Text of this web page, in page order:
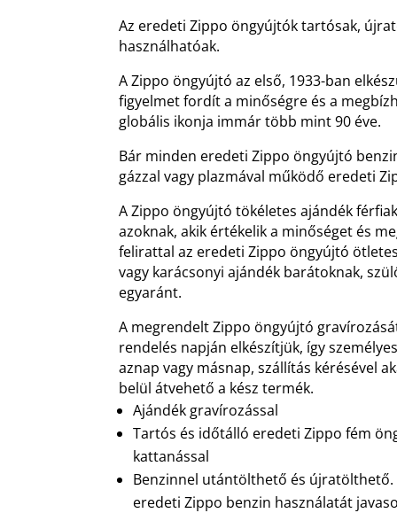
Az eredeti Zippo öngyújtók tartósak,
használhatóak.
A Zippo öngyújtó az első, 1933-ban
figyelmet fordít a minőségre és a
globális ikonja immár több mint 90 éve.
Bár minden eredeti Zippo öngyújtó
gázzal vagy plazmával működő eredeti
A Zippo öngyújtó tökéletes ajándék
azoknak, akik értékelik a minőséget és
felirattal az eredeti Zippo öngyújtó
vagy karácsonyi ajándék barátoknak,
egyaránt.
A megrendelt Zippo öngyújtó
rendelés napján elkészítjük, így
aznap vagy másnap, szállítás kérésével
belül átvehető a kész termék.
Ajándék gravírozással
Tartós és időtálló eredeti Zippo fém
kattanással
Benzinnel utántölthető és
eredeti Zippo benzin használatát